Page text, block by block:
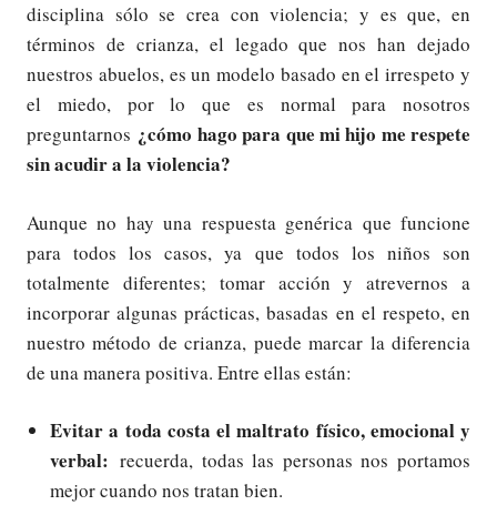
disciplina sólo se crea con violencia; y es que, en
términos de crianza, el legado que nos han dejado
nuestros abuelos, es un modelo basado en el irrespeto y
el miedo, por lo que es normal para nosotros
preguntarnos ¿cómo hago para que mi hijo me respete
sin acudir a la violencia?
Aunque no hay una respuesta genérica que funcione
para todos los casos, ya que todos los niños son
totalmente diferentes; tomar acción y atrevernos a
incorporar algunas prácticas, basadas en el respeto, en
nuestro método de crianza, puede marcar la diferencia
de una manera positiva. Entre ellas están:
Evitar a toda costa el maltrato físico, emocional y
verbal: recuerda, todas las personas nos portamos
mejor cuando nos tratan bien.